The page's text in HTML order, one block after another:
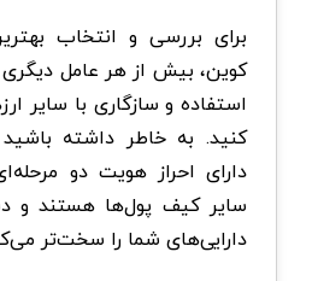
برای بررسی و انتخاب
کوین، بیش از هر عامل
استفاده و سازگاری با سایر
کنید. به خاطر داشته
دارای احراز هویت دو
سایر کیف پول‌ها هستند و
دارایی‌های شما را سخت‌تر